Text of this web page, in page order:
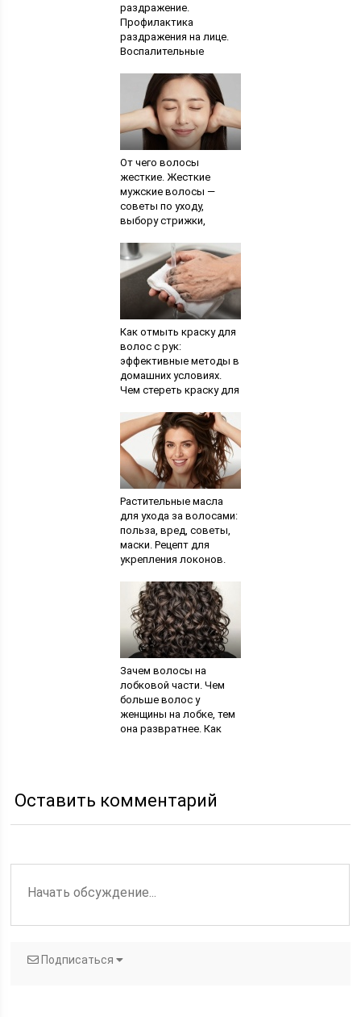
раздражение.
Профилактика
раздражения на лице.
Воспалительные
От чего волосы
жесткие. Жесткие
мужские волосы —
советы по уходу,
выбору стрижки,
Проверенные
народные рецепты
Как отмыть краску для
волос с рук:
эффективные методы в
домашних условиях.
Чем стереть краску для
основные методы
Растительные масла
для ухода за волосами:
польза, вред, советы,
маски. Рецепт для
укрепления локонов.
волос
Зачем волосы на
лобковой части. Чем
больше волос у
женщины на лобке, тем
она развратнее. Как
Оставить комментарий
Подписаться